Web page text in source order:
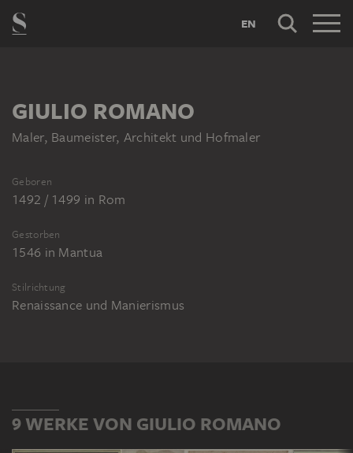
EN
GIULIO ROMANO
Maler, Baumeister, Architekt und Hofmaler
Geboren
1492 / 1499 in Rom
Gestorben
1546 in Mantua
Stilrichtung
Renaissance und Manierismus
9 WERKE VON GIULIO ROMANO